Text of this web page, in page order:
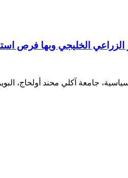
الخليجي وبها فرص
جامعة آكلي محند أولحاج،